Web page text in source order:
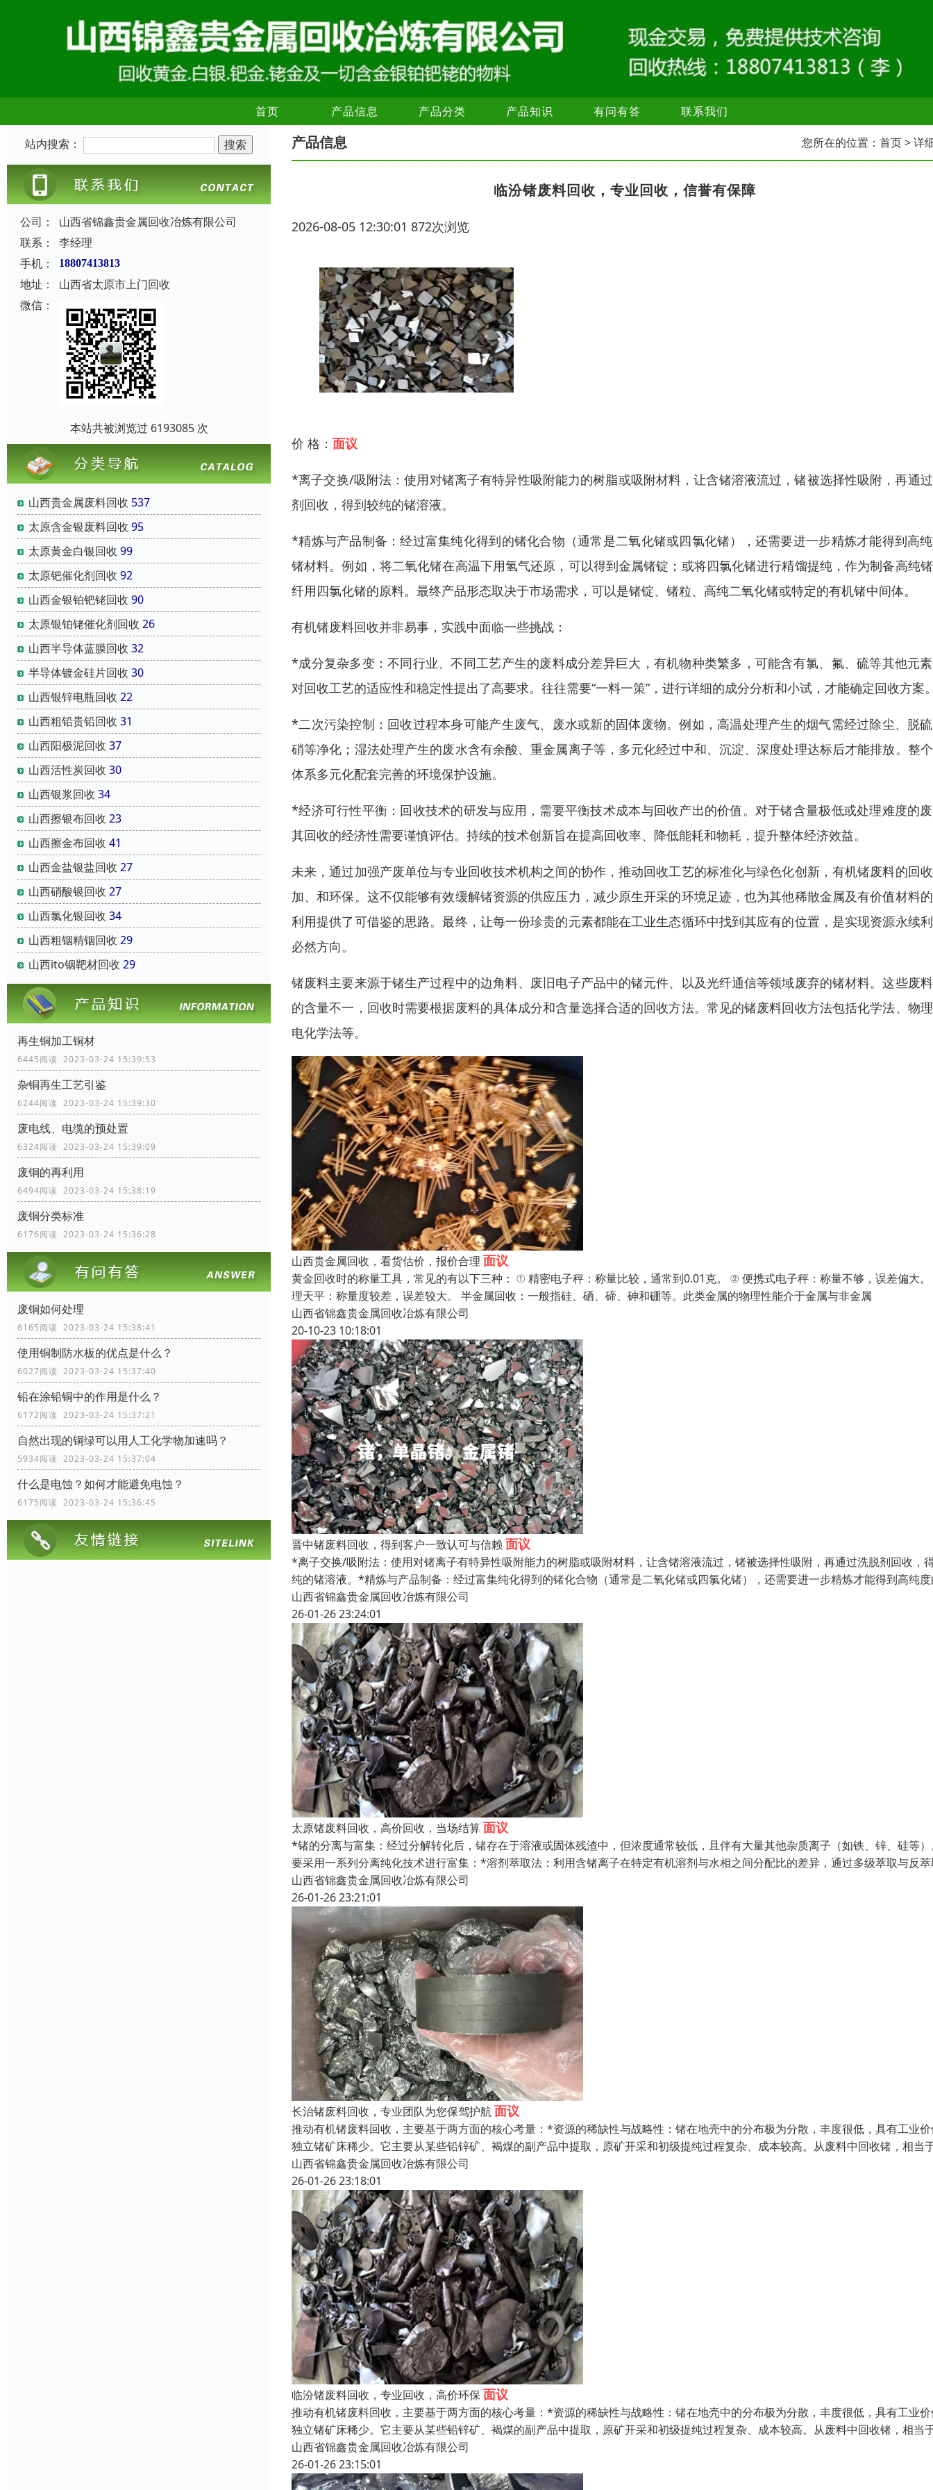
首页 产品信息 产品分类 产品知识 有问有答 联系我们
站内搜索：
公司：
山西省锦鑫贵金属回收冶炼有限公司
联系：
李经理
手机：
18807413813
地址：
山西省太原市上门回收
微信：
本站共被浏览过 6193085 次
山西贵金属废料回收 537
太原含金银废料回收 95
太原黄金白银回收 99
太原钯催化剂回收 92
山西金银铂钯铑回收 90
太原银铂铑催化剂回收 26
山西半导体蓝膜回收 32
半导体镀金硅片回收 30
山西银锌电瓶回收 22
山西粗铅贵铅回收 31
山西阳极泥回收 37
山西活性炭回收 30
山西银浆回收 34
山西擦银布回收 23
山西擦金布回收 41
山西金盐银盐回收 27
山西硝酸银回收 27
山西氯化银回收 34
山西粗铟精铟回收 29
山西ito铟靶材回收 29
再生铜加工铜材
6445阅读 2023-03-24 15:39:53
杂铜再生工艺引鉴
6244阅读 2023-03-24 15:39:30
废电线、电缆的预处置
6324阅读 2023-03-24 15:39:09
废铜的再利用
6494阅读 2023-03-24 15:38:19
废铜分类标准
6176阅读 2023-03-24 15:36:28
废铜如何处理
6165阅读 2023-03-24 15:38:41
使用铜制防水板的优点是什么？
6027阅读 2023-03-24 15:37:40
铅在涂铅铜中的作用是什么？
6172阅读 2023-03-24 15:37:21
自然出现的铜绿可以用人工化学物加速吗？
5934阅读 2023-03-24 15:37:04
什么是电蚀？如何才能避免电蚀？
6175阅读 2023-03-24 15:36:45
产品信息 您所在的位置： 首页> 详
临汾锗废料回收，专业回收，信誉有保障
2026-08-05 12:30:01 872次浏览
价 格： 面议
*离子交换/吸附法：使用对锗离子有特异性吸附能力的树脂或吸附材料，让含锗溶液流过，锗被选择性吸附，再通
剂回收，得到较纯的锗溶液。
*精炼与产品制备：经过富集纯化得到的锗化合物（通常是二氧化锗或四氯化锗），还需要进一步精炼才能得到高
锗材料。例如，将二氧化锗在高温下用氢气还原，可以得到金属锗锭；或将四氯化锗进行精馏提纯，作为制备高纯
纤用四氯化锗的原料。最终产品形态取决于市场需求，可以是锗锭、锗粒、高纯二氧化锗或特定的有机锗中间体。
有机锗废料回收并非易事，实践中面临一些挑战：
*成分复杂多变：不同行业、不同工艺产生的废料成分差异巨大，有机物种类繁多，可能含有氯、氟、硫等其他元
对回收工艺的适应性和稳定性提出了高要求。往往需要“一料一策”，进行详细的成分分析和小试，才能确定回收方案
*二次污染控制：回收过程本身可能产生废气、废水或新的固体废物。例如，高温处理产生的烟气需经过除尘、脱
硝等净化；湿法处理产生的废水含有余酸、重金属离子等，多元化经过中和、沉淀、深度处理达标后才能排放。整
体系多元化配套完善的环境保护设施。
*经济可行性平衡：回收技术的研发与应用，需要平衡技术成本与回收产出的价值。对于锗含量极低或处理难度的
其回收的经济性需要谨慎评估。持续的技术创新旨在提高回收率、降低能耗和物耗，提升整体经济效益。
未来，通过加强产废单位与专业回收技术机构之间的协作，推动回收工艺的标准化与绿色化创新，有机锗废料的回
加、和环保。这不仅能够有效缓解锗资源的供应压力，减少原生开采的环境足迹，也为其他稀散金属及有价值材料
利用提供了可借鉴的思路。最终，让每一份珍贵的元素都能在工业生态循环中找到其应有的位置，是实现资源永续
必然方向。
锗废料主要来源于锗生产过程中的边角料、废旧电子产品中的锗元件、以及光纤通信等领域废弃的锗材料。这些废
的含量不一，回收时需要根据废料的具体成分和含量选择合适的回收方法。常见的锗废料回收方法包括化学法、物
电化学法等。
山西贵金属回收，看货估价，报价合理 面议
黄金回收时的称量工具，常见的有以下三种： ① 精密电子秤：称量比较，通常到0.01克。 ② 便携式电子秤：称量不够，误差偏大
理天平：称量度较差，误差较大。 半金属回收：一般指硅、硒、碲、砷和硼等。此类金属的物理性能介于金属与非金属
山西省锦鑫贵金属回收冶炼有限公司
20-10-23 10:18:01
晋中锗废料回收，得到客户一致认可与信赖 面议
*离子交换/吸附法：使用对锗离子有特异性吸附能力的树脂或吸附材料，让含锗溶液流过，锗被选择性吸附，再通过洗脱剂回收，
纯的锗溶液。*精炼与产品制备：经过富集纯化得到的锗化合物（通常是二氧化锗或四氯化锗），还需要进一步精炼才能得到高纯
山西省锦鑫贵金属回收冶炼有限公司
26-01-26 23:24:01
太原锗废料回收，高价回收，当场结算面议
*锗的分离与富集：经过分解转化后，锗存在于溶液或固体残渣中，但浓度通常较低，且伴有大量其他杂质离子（如铁、锌、硅等
要采用一系列分离纯化技术进行富集：*溶剂萃取法：利用含锗离子在特定有机溶剂与水相之间分配比的差异，通过多级萃取与反
山西省锦鑫贵金属回收冶炼有限公司
26-01-26 23:21:01
长治锗废料回收，专业团队为您保驾护航面议
推动有机锗废料回收，主要基于两方面的核心考量：*资源的稀缺性与战略性：锗在地壳中的分布极为分散，丰度很低，具有工业
独立锗矿床稀少。它主要从某些铅锌矿、褐煤的副产品中提取，原矿开采和初级提纯过程复杂、成本较高。从废料中回收锗，相当
山西省锦鑫贵金属回收冶炼有限公司
26-01-26 23:18:01
临汾锗废料回收，专业回收，高价环保 面议
推动有机锗废料回收，主要基于两方面的核心考量：*资源的稀缺性与战略性：锗在地壳中的分布极为分散，丰度很低，具有工业
独立锗矿床稀少。它主要从某些铅锌矿、褐煤的副产品中提取，原矿开采和初级提纯过程复杂、成本较高。从废料中回收锗，相当
山西省锦鑫贵金属回收冶炼有限公司
26-01-26 23:15:01